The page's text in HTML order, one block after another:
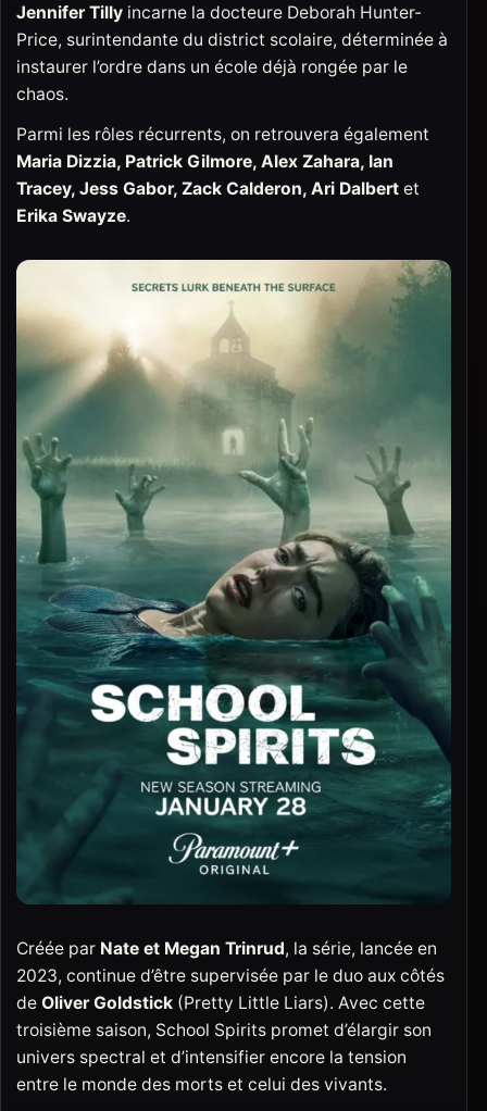
Jennifer Tilly incarne la docteure Deborah Hunter-
Price, surintendante du district scolaire, déterminée à
instaurer l’ordre dans un école déjà rongée par le
chaos.
Parmi les rôles récurrents, on retrouvera également
Maria Dizzia, Patrick Gilmore, Alex Zahara, Ian
Tracey, Jess Gabor, Zack Calderon, Ari Dalbert et
Erika Swayze.
Créée par Nate et Megan Trinrud, la série, lancée en
2023, continue d’être supervisée par le duo aux côtés
de Oliver Goldstick (Pretty Little Liars). Avec cette
troisième saison, School Spirits promet d’élargir son
univers spectral et d’intensifier encore la tension
entre le monde des morts et celui des vivants.